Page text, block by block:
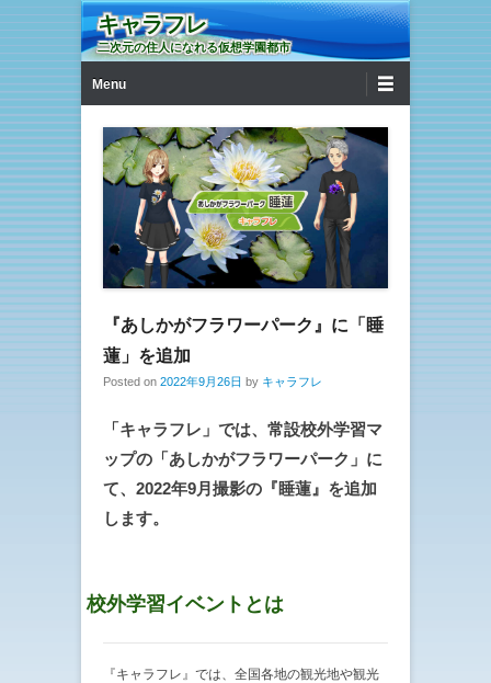
キャラフレ
二次元の住人になれる仮想学園都市
Menu
『あしかがフラワーパーク』に「睡
蓮」を追加
Posted on 2022年9月26日 by キャラフレ
「キャラフレ」では、常設校外学習マ
ップの「あしかがフラワーパーク」に
て、2022年9月撮影の『睡蓮』を追加
します。
校外学習イベントとは
『キャラフレ』では、全国各地の観光地や観光